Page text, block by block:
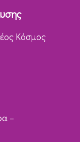
Κόσμος
–